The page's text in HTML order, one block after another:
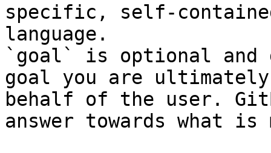
specific, self-
language.
`goal` is optional and
goal you are
behalf of the user.
answer towards what